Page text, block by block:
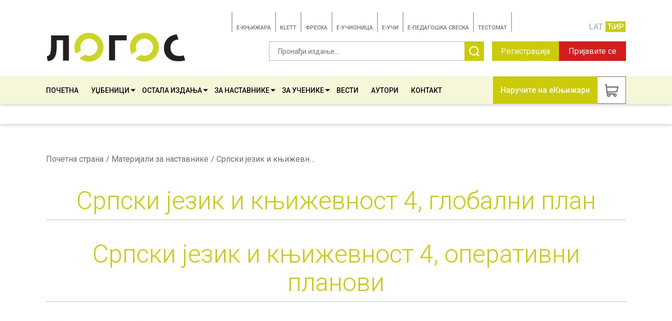
E-КЊИЖАРА KLETT ФРЕСКА E-УЧИОНИЦА E-УЧИ Е-ПЕДАГОШКА СВЕСКА TЕСТОМАТ LAT ЋИР
Регистрација Пријавите се
ПОЧЕТНА УЏБЕНИЦИ ОСТАЛА ИЗДАЊА ЗА НАСТАВНИКЕ ЗА УЧЕНИКЕ ВЕСТИ АУТОРИ КОНТАКТ Наручите на еКњижари
Почетна страна Материјали за наставнике Српски језик и књижевност 4, глобални план
Српски језик и књижевност 4, глобални план
Српски језик и књижевност 4, оперативни
планови